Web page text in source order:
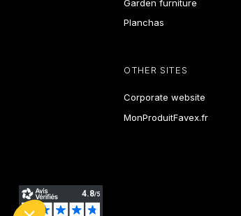
Garden furniture
Planchas
OTHER SITES
Corporate website
MonProduitFavex.fr